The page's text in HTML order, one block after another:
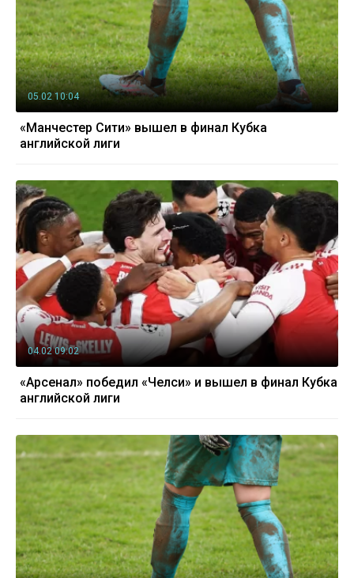
05.02 10:04
«Манчестер Сити» вышел в финал Кубка
английской лиги
04.02 09:02
«Арсенал» победил «Челси» и вышел в финал Кубка
английской лиги